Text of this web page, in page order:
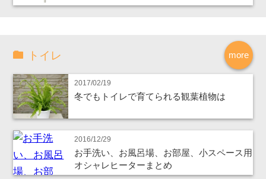
more
トイレ
2017/02/19
冬でもトイレで育てられる観葉植物は
2016/12/29
お手洗い、お風呂場、お部屋、小スペース用
オシャレヒーターまとめ